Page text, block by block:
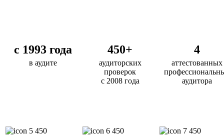
с 1993 года 450+ 4
в аудите
аудиторских
проверок
с 2008 года
аттестованных
аудитора